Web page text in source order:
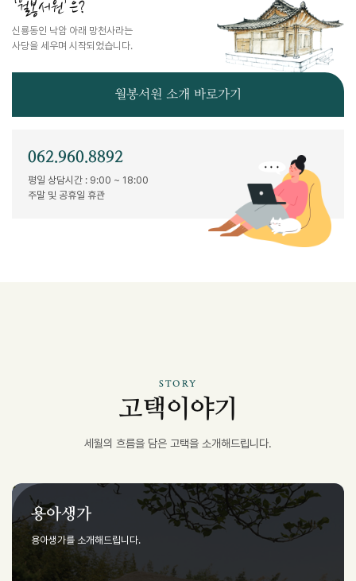
‘월봉서원’은?
신룡동인 낙암 아래 망천사라는
사당을 세우며 시작되었습니다.
월봉서원 소개 바로가기
062.960.8892
평일 상담시간 : 9:00 ~ 18:00
주말 및 공휴일 휴관
STORY
고택이야기
세월의 흐름을 담은 고택을 소개해드립니다.
용아생가
용아생가를 소개해드립니다.